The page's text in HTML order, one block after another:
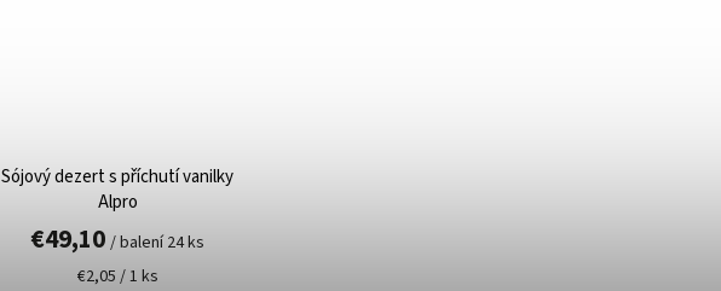
Sójový dezert s příchutí vanilky
Alpro
€49,10 / balení 24 ks
€2,05 / 1 ks